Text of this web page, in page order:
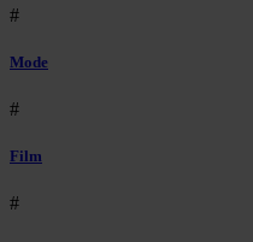
#
Mode
#
Film
#